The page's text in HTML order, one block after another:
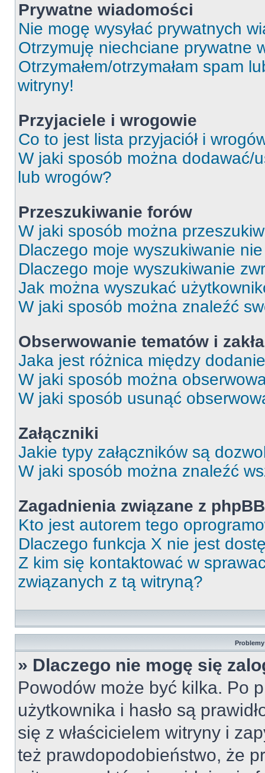
Prywatne wiadomości
Nie mogę wysyłać prywatnych
Otrzymuję niechciane prywatne
Otrzymałem/otrzymałam spam
witryny!
Przyjaciele i wrogowie
Co to jest lista przyjaciół i
W jaki sposób można dodawać/
lub wrogów?
Przeszukiwanie forów
W jaki sposób można
Dlaczego moje wyszukiwanie
Dlaczego moje wyszukiwanie
Jak można wyszukać
W jaki sposób można znaleźć
Obserwowanie tematów i
Jaka jest różnica między
W jaki sposób można
W jaki sposób usunąć
Załączniki
Jakie typy załączników są
W jaki sposób można znaleźć
Zagadnienia związane z
Kto jest autorem tego
Dlaczego funkcja X nie jest
Z kim się kontaktować w
związanych z tą witryną?
» Dlaczego nie mogę się
Powodów może być kilka. Po
użytkownika i hasło są
się z właścicielem witryny i
też prawdopodobieństwo, że